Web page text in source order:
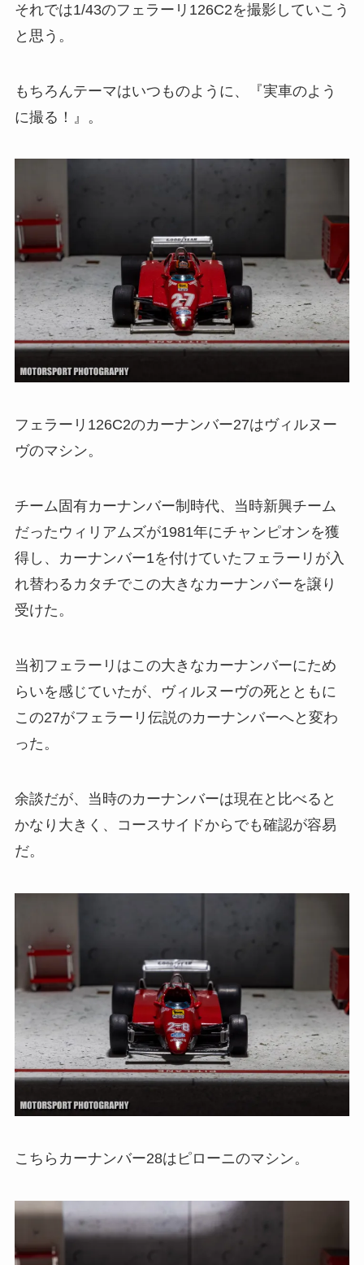
それでは1/43のフェラーリ126C2を撮影していこう
と思う。
もちろんテーマはいつものように、『実車のよう
に撮る！』。
フェラーリ126C2のカーナンバー27はヴィルヌー
ヴのマシン。
チーム固有カーナンバー制時代、当時新興チーム
だったウィリアムズが1981年にチャンピオンを獲
得し、カーナンバー1を付けていたフェラーリが入
れ替わるカタチでこの大きなカーナンバーを譲り
受けた。
当初フェラーリはこの大きなカーナンバーにため
らいを感じていたが、ヴィルヌーヴの死とともに
この27がフェラーリ伝説のカーナンバーへと変わ
った。
余談だが、当時のカーナンバーは現在と比べると
かなり大きく、コースサイドからでも確認が容易
だ。
こちらカーナンバー28はピローニのマシン。